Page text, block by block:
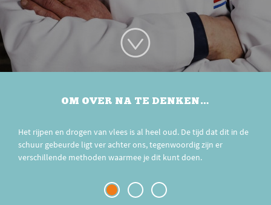
OM OVER NA TE DENKEN…
Het rijpen en drogen van vlees is al heel oud. De tijd dat dit in de
schuur gebeurde ligt ver achter ons, tegenwoordig zijn er
verschillende methoden waarmee je dit kunt doen.